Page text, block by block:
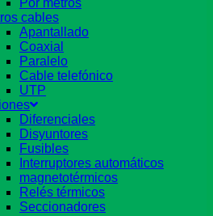
Por metros
cables
Apantallado
Coaxial
Paralelo
Cable telefónico
UTP
Diferenciales
Disyuntores
Fusibles
Interruptores automáticos
magnetotérmicos
Relés térmicos
Seccionadores